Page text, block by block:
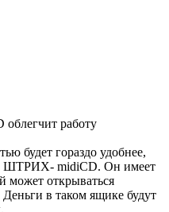
работу
будет гораздо удобнее,
ШТРИХ- midiCD. Он имеет
может открываться
в таком ящике будут